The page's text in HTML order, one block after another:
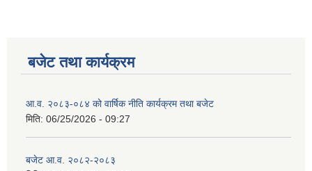
बजेट तथा कार्यक्रम
आ.व. २०८३-०८४ को वार्षिक नीति कार्यक्रम तथा बजेट
मिति: 06/25/2026 - 09:27
बजेट आ.व. २०८२-२०८३